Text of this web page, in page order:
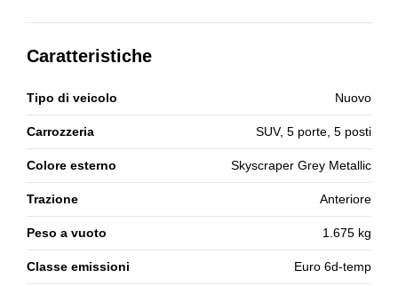
Caratteristiche
Tipo di veicolo Nuovo
Carrozzeria SUV, 5 porte, 5 posti
Colore esterno Skyscraper Grey Metallic
Trazione Anteriore
Peso a vuoto 1.675 kg
Classe emissioni Euro 6d-temp